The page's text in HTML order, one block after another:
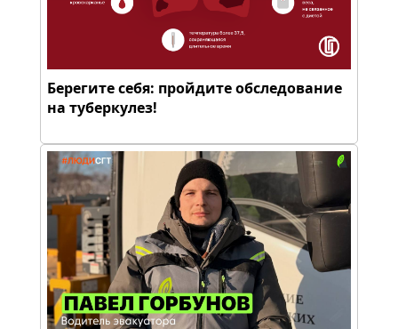
Берегите себя: пройдите обследование
на туберкулез!